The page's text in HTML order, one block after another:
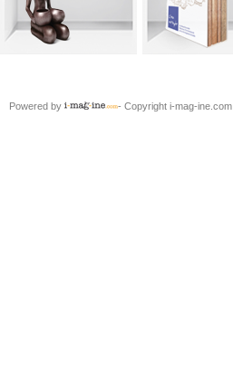
Powered by - Copyright i-mag-ine.com